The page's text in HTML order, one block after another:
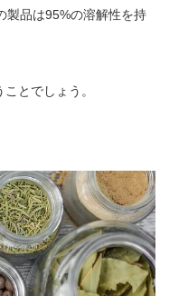
製品は95%の溶解性を持
とでしょう。